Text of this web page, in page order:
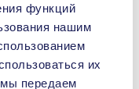
функций
нашим
их
передаем
with BLDC
60, offer strong
maximum flow rate of
and a maximum